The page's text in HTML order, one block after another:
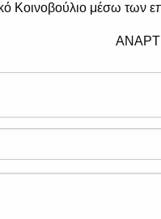
Κοινοβούλιο μέσω των